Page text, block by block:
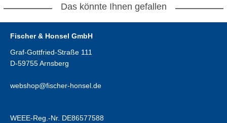
Das könnte Ihnen gefallen
Fischer & Honsel GmbH
Graf-Gottfried-Straße 111
D-59755 Arnsberg
webshop@fischer-honsel.de
WEEE-Reg.-Nr. DE86577588